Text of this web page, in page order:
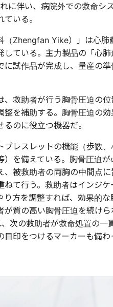
に伴い、病院外での救命シ
いる。
（Zhengfan Yike）」は心肺
している。主力製品の「心肺
に試作品が完成し、量産の準
、救助者が行う胸骨圧迫の位
整を補助する。胸骨圧迫の効
のに役立つ機器だ。
ブレスレットの機能（歩数、
）を備えている。胸骨圧迫が
、被救助者の両胸の中間点に
ねて行う。救助者はインジケ
り方を調整すれば、効果的な
が質の高い胸骨圧迫を続けら
次の救助者が救命処置の一
目印をつけるマーカーも備わ